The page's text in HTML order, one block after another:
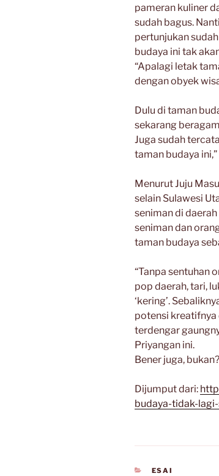
pameran kuliner
sudah bagus.
pertunjukan
budaya ini tak
“Apalagi letak
dengan obyek
Dulu di taman
sekarang
Juga sudah
taman budaya
Menurut Juju
selain Sulawesi
seniman di
seniman dan
taman budaya
“Tanpa sentuhan
pop daerah, tari,
‘kering’.
potensi kreatifnya
terdengar
Priyangan ini.
Bener juga, bukan?
Dijumput dari:
budaya-tidak-
CATEGORIES
ESAI